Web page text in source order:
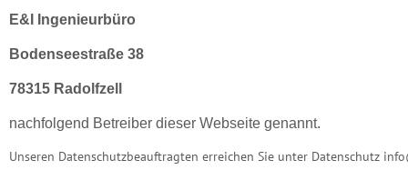
E&I Ingenieurbüro
Bodenseestraße 38
78315 Radolfzell
nachfolgend Betreiber dieser Webseite genannt.
Unseren Datenschutzbeauftragten erreichen Sie unter Datenschutz